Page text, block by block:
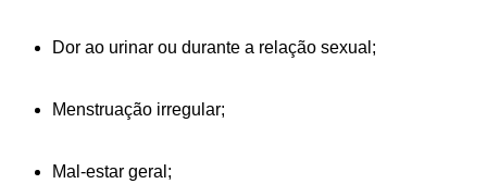
Dor ao urinar ou durante a relação sexual;
Menstruação irregular;
Mal-estar geral;